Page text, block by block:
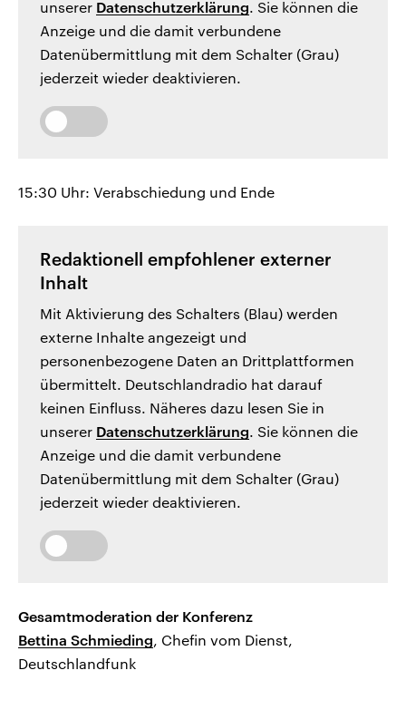
unserer Datenschutzerklärung. Sie können die
Anzeige und die damit verbundene
Datenübermittlung mit dem Schalter (Grau)
jederzeit wieder deaktivieren.
15:30 Uhr: Verabschiedung und Ende
Redaktionell empfohlener externer
Inhalt
Mit Aktivierung des Schalters (Blau) werden
externe Inhalte angezeigt und
personenbezogene Daten an Drittplattformen
übermittelt. Deutschlandradio hat darauf
keinen Einfluss. Näheres dazu lesen Sie in
unserer Datenschutzerklärung. Sie können die
Anzeige und die damit verbundene
Datenübermittlung mit dem Schalter (Grau)
jederzeit wieder deaktivieren.
Gesamtmoderation der Konferenz
Bettina Schmieding, Chefin vom Dienst,
Deutschlandfunk